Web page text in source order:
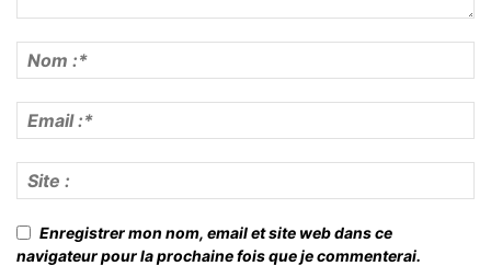
Enregistrer mon nom, email et site web dans ce
navigateur pour la prochaine fois que je commenterai.